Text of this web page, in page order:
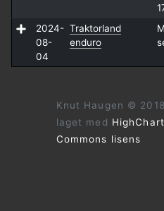
2024-
08-
04
Traktorland
enduro
Knut Haugen ©
laget med
Commons lisens